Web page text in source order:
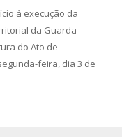
à execução da
da Guarda
do Ato de
feira, dia 3 de